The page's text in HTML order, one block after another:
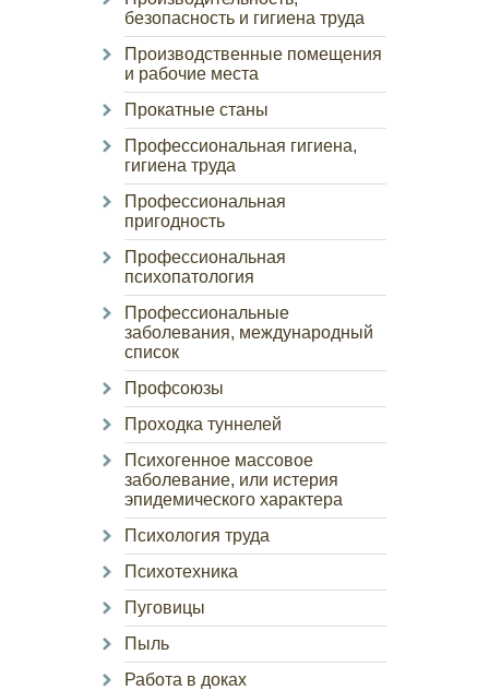
безопасность и гигиена труда
Производственные помещения
и рабочие места
Прокатные станы
Профессиональная гигиена,
гигиена труда
Профессиональная
пригодность
Профессиональная
психопатология
Профессиональные
заболевания, международный
список
Профсоюзы
Проходка туннелей
Психогенное массовое
заболевание, или истерия
эпидемического характера
Психология труда
Психотехника
Пуговицы
Пыль
Работа в доках